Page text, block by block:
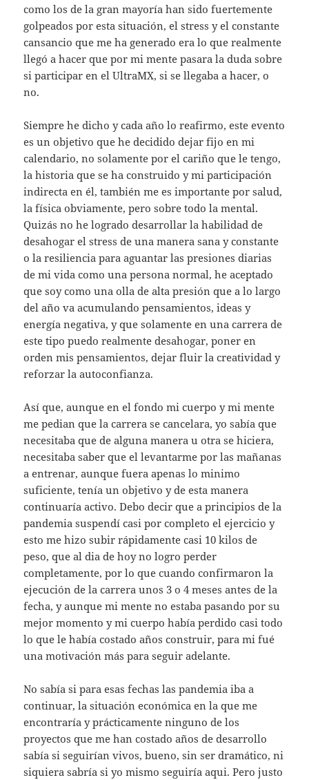
como los de la gran mayoría han sido fuertemente
golpeados por esta situación, el stress y el constante
cansancio que me ha generado era lo que realmente
llegó a hacer que por mi mente pasara la duda sobre
si participar en el UltraMX, si se llegaba a hacer, o
no.
Siempre he dicho y cada año lo reafirmo, este evento
es un objetivo que he decidido dejar fijo en mi
calendario, no solamente por el cariño que le tengo,
la historia que se ha construido y mi participación
indirecta en él, también me es importante por salud,
la física obviamente, pero sobre todo la mental.
Quizás no he logrado desarrollar la habilidad de
desahogar el stress de una manera sana y constante
o la resiliencia para aguantar las presiones diarias
de mi vida como una persona normal, he aceptado
que soy como una olla de alta presión que a lo largo
del año va acumulando pensamientos, ideas y
energía negativa, y que solamente en una carrera de
este tipo puedo realmente desahogar, poner en
orden mis pensamientos, dejar fluir la creatividad y
reforzar la autoconfianza.
Así que, aunque en el fondo mi cuerpo y mi mente
me pedian que la carrera se cancelara, yo sabía que
necesitaba que de alguna manera u otra se hiciera,
necesitaba saber que el levantarme por las mañanas
a entrenar, aunque fuera apenas lo minimo
suficiente, tenía un objetivo y de esta manera
continuaría activo. Debo decir que a principios de la
pandemia suspendí casi por completo el ejercicio y
esto me hizo subir rápidamente casi 10 kilos de
peso, que al dia de hoy no logro perder
completamente, por lo que cuando confirmaron la
ejecución de la carrera unos 3 o 4 meses antes de la
fecha, y aunque mi mente no estaba pasando por su
mejor momento y mi cuerpo había perdido casi todo
lo que le había costado años construir, para mi fué
una motivación más para seguir adelante.
No sabía si para esas fechas las pandemia iba a
continuar, la situación económica en la que me
encontraría y prácticamente ninguno de los
proyectos que me han costado años de desarrollo
sabía si seguirían vivos, bueno, sin ser dramático, ni
siquiera sabría si yo mismo seguiría aqui. Pero justo